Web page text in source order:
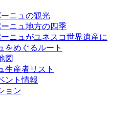
ニュの観光
ニュ地方の四季
ニュがユネスコ世界遺産に
をめぐるルート
図
生産者リスト
ント情報
ョン